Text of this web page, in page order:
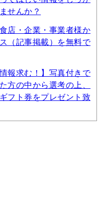
せんか？
店・企業・事業者様か
（記事掲載）を無料で
報求む！】写真付きで
方の中から選考の上、
フト券をプレゼント致